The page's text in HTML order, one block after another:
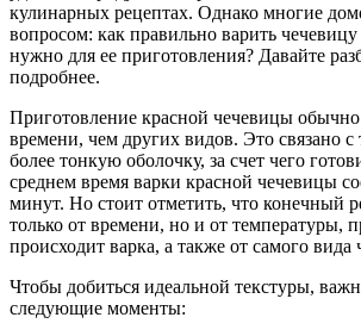
кулинарных рецептах. Однако многие
вопросом: как правильно варить
нужно для ее приготовления? Давайте
подробнее.
Приготовление красной чечевицы
времени, чем других видов. Это связано с
более тонкую оболочку, за счет чего
среднем время варки красной чечевицы
минут. Но стоит отметить, что конечный
только от времени, но и от температуры,
происходит варка, а также от самого вида
Чтобы добиться идеальной текстуры,
следующие моменты: